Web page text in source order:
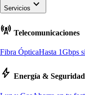
Servicios keyboard_arrow_down
cell_tower Telecomunicaciones
Fibra ÓpticaHasta 1Gbps
bolt Energía & Seguridad